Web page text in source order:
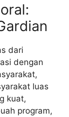
dari
dengan
luas
kuat,
program,